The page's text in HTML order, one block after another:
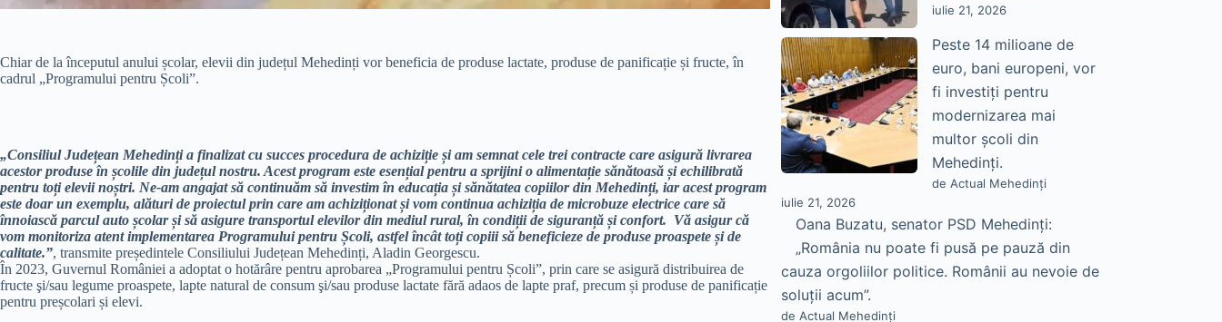
Chiar de la începutul anului școlar, elevii din județul Mehedinți vor beneficia de produse lactate, produse de panificație și fructe, în
cadrul „Programului pentru Școli”.
„Consiliul Județean Mehedinți a finalizat cu succes procedura de achiziție și am semnat cele trei contracte care asigură livrarea
acestor produse în școlile din județul nostru. Acest program este esențial pentru a sprijini o alimentație sănătoasă și echilibrată
pentru toți elevii noștri. Ne-am angajat să continuăm să investim în educația și sănătatea copiilor din Mehedinți, iar acest program
este doar un exemplu, alături de proiectul prin care am achiziționat și vom continua achiziția de microbuze electrice care să
înnoiască parcul auto școlar și să asigure transportul elevilor din mediul rural, în condiții de siguranță și confort. Vă asigur că
vom monitoriza atent implementarea Programului pentru Școli, astfel încât toți copiii să beneficieze de produse proaspete și de
calitate.”, transmite președintele Consiliului Județean Mehedinți, Aladin Georgescu.
În 2023, Guvernul României a adoptat o hotărâre pentru aprobarea „Programului pentru Școli”, prin care se asigură distribuirea de
fructe şi/sau legume proaspete, lapte natural de consum şi/sau produse lactate fără adaos de lapte praf, precum și produse de panificație
pentru preșcolari și elevi.
iulie 21, 2026
Peste 14 milioane de
euro, bani europeni, vor
fi investiți pentru
modernizarea mai
multor școli din
Mehedinți.
de Actual Mehedinți
iulie 21, 2026
Oana Buzatu, senator PSD Mehedinți:
„România nu poate fi pusă pe pauză din
cauza orgoliilor politice. Românii au nevoie de
soluții acum”.
de Actual Mehedinți